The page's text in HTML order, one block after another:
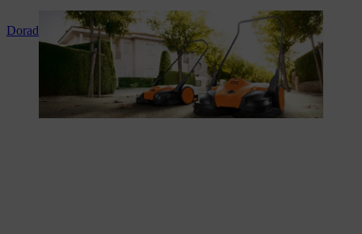
Doradztwo i instruktaż produktowy